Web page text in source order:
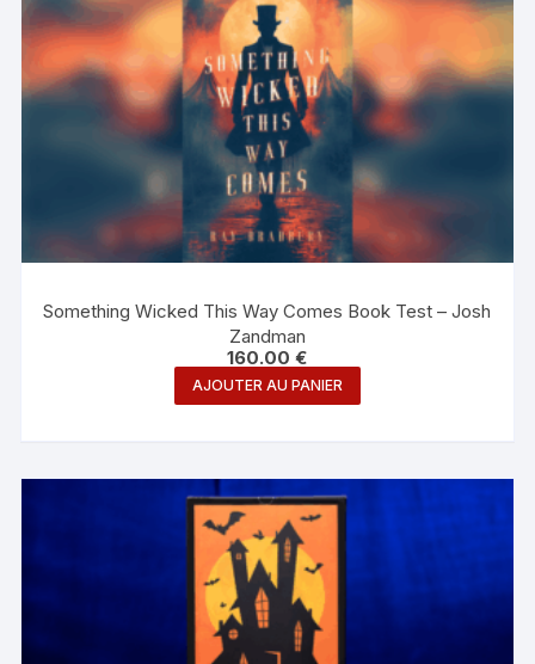
Something Wicked This Way Comes Book Test – Josh
Zandman
160.00€
AJOUTER AU PANIER